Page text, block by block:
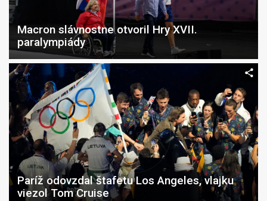
Macron slávnostne otvoril Hry XVII.
paralympiády
Paríž odovzdal štafetu Los Angeles, vlajku
viezol Tom Cruise